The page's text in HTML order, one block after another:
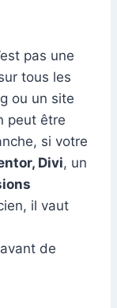
pas une
tous les
ou un site
peut être
si votre
Divi, un
il vaut
de